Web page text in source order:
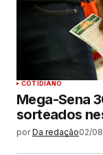
COTIDIANO
Mega-Sena
sorteados
por Da redação02/